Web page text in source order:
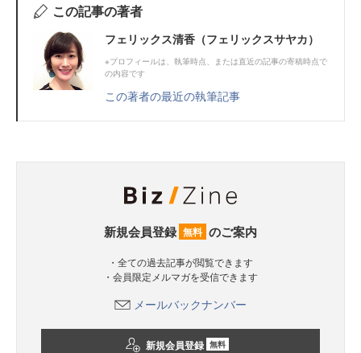
この記事の著者
フェリックス清香（フェリックスサヤカ）
※プロフィールは、執筆時点、または直近の記事の寄稿時点で
の内容です
この著者の最近の執筆記事
新規会員登録 無料 のご案内
・全ての過去記事が閲覧できます
・会員限定メルマガを受信できます
メールバックナンバー
新規会員登録 無料